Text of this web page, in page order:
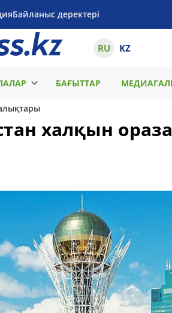
Байланыс деректері
RU KZ
БАҒЫТТАР
халқын